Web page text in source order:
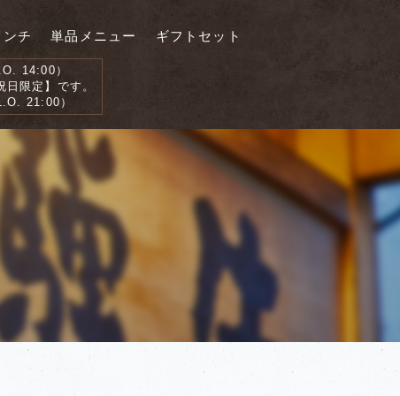
ンチ 単品メニュー ギフトセット
14:00）
限定】です。
21:00）